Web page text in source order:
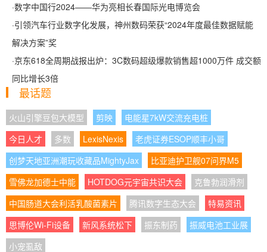
·数字中国行2024——华为亮相长春国际光电博览会
·引领汽车行业数字化发展，神州数码荣获“2024年度最佳数据赋能
解决方案”奖
·京东618全周期战报出炉：3C数码超级爆款销售超1000万件 成交额
同比增长3倍
最话题
火山引擎豆包大模型 剪映
电能星7kW交流充电桩
今日人才
多数 LexisNexis
老虎证券ESOP顺丰小哥
创梦天地亚洲潮玩收藏品MightyJax
比亚迪护卫舰07问界M5
雪佛龙加德士中能
HOTDOG元宇宙共识大会
克鲁勃润滑剂
中国肠道大会利活乳酸菌素片
腾讯数字生态大会
特易资讯
思博伦Wi-Fi设备
新风系统松下 振东制药
振威电池工业展
小宠虱敌